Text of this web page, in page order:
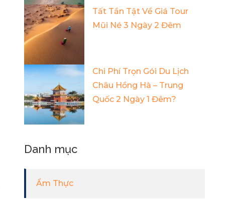
Tất Tần Tật Về Giá Tour
Mũi Né 3 Ngày 2 Đêm
Chi Phí Trọn Gói Du Lịch
Châu Hồng Hà – Trung
Quốc 2 Ngày 1 Đêm?
Danh mục
Ẩm Thực